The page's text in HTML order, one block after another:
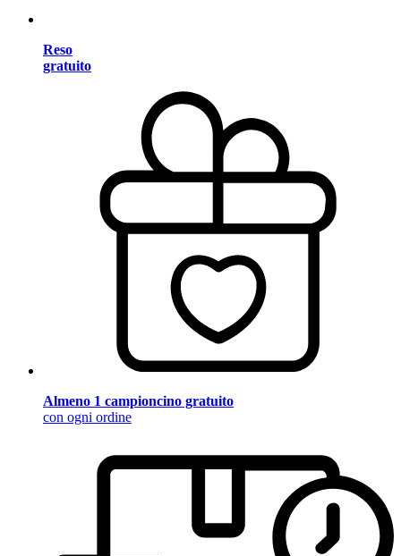
Reso
gratuito
Almeno 1 campioncino gratuito
con ogni ordine